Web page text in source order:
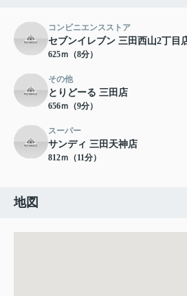
コンビニエンスストア
セブンイレブン 三田西山2丁目
625ｍ（8分）
その他
とりどーる 三田店
656ｍ（9分）
スーパー
サンディ 三田天神店
812ｍ（11分）
地図